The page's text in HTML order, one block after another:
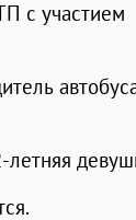
с участием
летняя